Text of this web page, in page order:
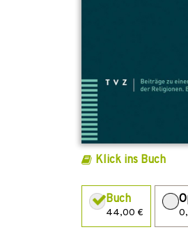
Klick ins Buch
Buch
44,00 €